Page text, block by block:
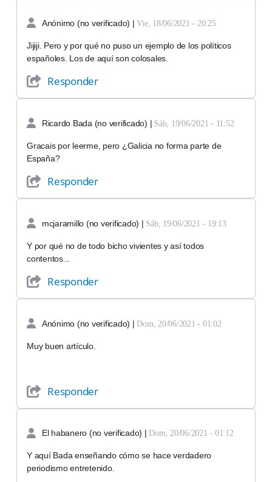
Anónimo (no verificado) |Vie, 18/06/2021 - 20:25
Jijiji. Pero y por qué no puso un ejemplo de los políticos
españoles. Los de aquí son colosales.
Responder
Ricardo Bada (no verificado) Sáb, 19/06/2021 - 11:52
Gracais por leerme, pero ¿Galicia no forma parte de
España?
Responder
mcjaramillo (no verificado) | Sáb, 19/06/2021 - 19:13
Y por qué no de todo bicho vivientes y así todos
contentos...
Responder
Anónimo (no verificado) | Dom, 20/06/2021 - 01:02
Muy buen artículo.
Responder
El habanero (no verificado) Dom, 20/06/2021 - 01:12
Y aquí Bada enseñando cómo se hace verdadero
periodismo entretenido.